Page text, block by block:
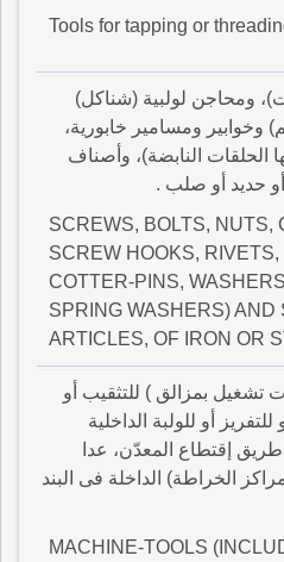
Tools for tapping or
ومحاجن لولبية (شناكل)
وخوابير ومسامير خابورية،
الحلقات النابضة)، وأصناف
حديد أو صلب .
SCREWS, BOLTS, NUTS,
SCREW HOOKS,
COTTER-PINS,
SPRING WASHERS) AND
ARTICLES, OF IRON OR
تشغيل بمزالق ) للتثقيب أو
أو للولبة الداخلية
إقتطاع المعدّن، عدا
الخراطة) الداخلة فى البند
MACHINE-TOOLS